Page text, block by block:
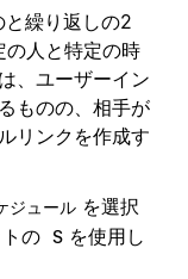
と繰り返しの2
の人と特定の時
は、ユーザーイン
ものの、相手が
リンクを作成す
ジュール を選択
の S を使用し